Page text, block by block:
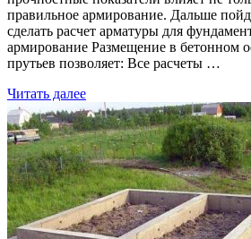
правильное армирование. Дальше
сделать расчет арматуры для
армирование Размещение в бетонном
прутьев позволяет: Все расчеты …
Читать далее